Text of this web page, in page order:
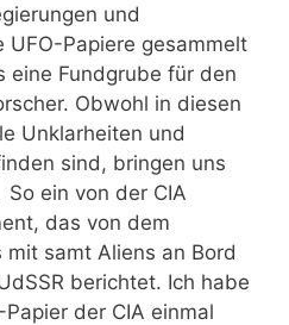
und
UFO-Papiere gesammelt
eine Fundgrube für den
Obwohl in diesen
Unklarheiten und
sind, bringen uns
ein von der CIA
das von dem
mit samt Aliens an Bord
berichtet. Ich habe
der CIA einmal